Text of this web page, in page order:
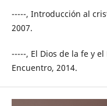
-----, Introducción al
2007.
-----, El Dios de la fe y
Encuentro, 2014.